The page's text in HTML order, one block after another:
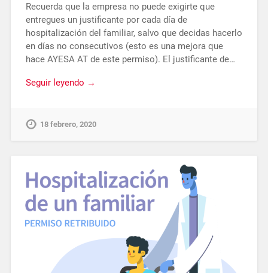
Recuerda que la empresa no puede exigirte que
entregues un justificante por cada día de
hospitalización del familiar, salvo que decidas hacerlo
en días no consecutivos (esto es una mejora que
hace AYESA AT de este permiso). El justificante de…
Seguir leyendo →
18 febrero, 2020